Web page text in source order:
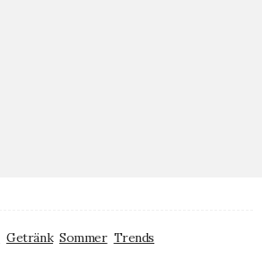
Getränk Sommer Trends